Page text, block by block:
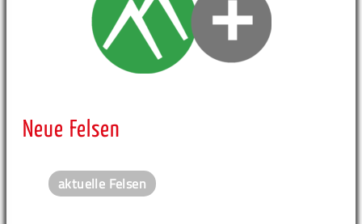
Neue Felsen
aktuelle Felsen